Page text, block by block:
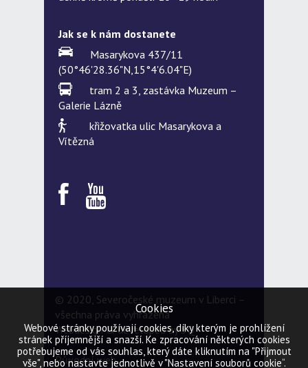
Jak se k nám dostanete
Masarykova 437/11
(50°46'28.36"N,15°4'6.04"E)
tram 2 a 3, zastávka Muzeum –
Galerie Lázně
křižovatka ulic Masarykova a
Vítězná
© 2020, Severočeské muzeum v Liberci –
všechna práva vyhrazena
Webdesign & developed by5Q
Původní web
Cookies
Webové stránky používají cookies, díky kterým je prohlížení
stránek příjemnější a snazší. Ke zpracování některých cookies
potřebujeme od vás souhlas, který dáte kliknutím na "Přijmout
vše", nebo nastavte jednotlivě v "Nastavení souborů cookie“.